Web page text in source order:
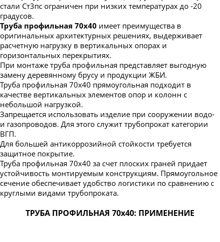
стали Ст3пс ограничен при низких температурах до -20
градусов.
Труба профильная 70х40 имеет преимущества в
оригинальных архитектурных решениях, выдерживает
расчетную нагрузку в вертикальных опорах и
горизонтальных перекрытиях.
При монтаже труба профильная представляет выгодную
замену деревянному брусу и продукции ЖБИ.
Труба профильная 70х40 прямоугольная подходит в
качестве вертикальных элементов опор и колонн с
небольшой нагрузкой.
Запрещается использовать изделие при сооружении водо-
и газопроводов. Для этого служит трубопрокат категории
ВГП.
Для большей антикоррозийной стойкости требуется
защитное покрытие.
Труба профильная 70х40 за счет плоских граней придает
устойчивость монтируемым конструкциям. Прямоугольное
сечение обеспечивает удобство логистики по сравнению с
круглыми видами трубопроката.
ТРУБА ПРОФИЛЬНАЯ 70х40: ПРИМЕНЕНИЕ